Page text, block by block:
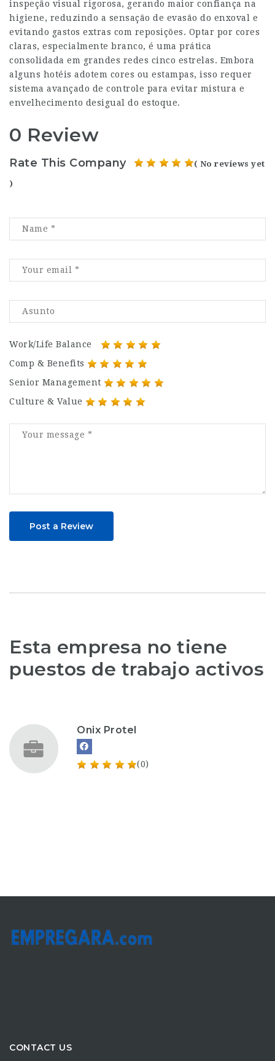
inspeção visual rigorosa, gerando maior confiança na
higiene, reduzindo a sensação de evasão do enxoval e
evitando gastos extras com reposições. Optar por cores
claras, especialmente branco, é uma prática
consolidada em grandes redes cinco estrelas. Embora
alguns hotéis adotem cores ou estampas, isso requer
sistema avançado de controle para evitar mistura e
envelhecimento desigual do estoque.
0 Review
Rate This Company ( No reviews yet
)
Work/Life Balance
Comp & Benefits
Senior Management
Culture & Value
Post a Review
Esta empresa no tiene
puestos de trabajo activos
Onix Protel
(0)
CONTACT US